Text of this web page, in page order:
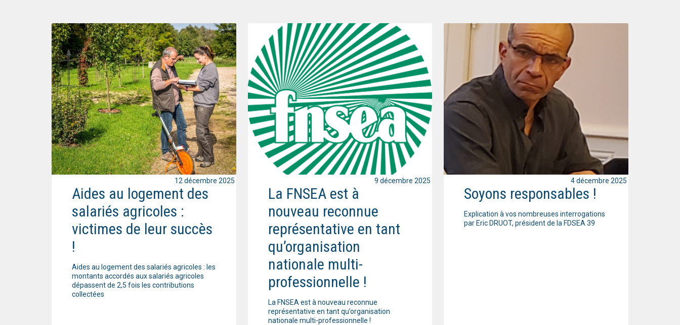
Aides au logement des
salariés agricoles :
victimes de leur succès
!
Aides au logement des salariés agricoles : les
montants accordés aux salariés agricoles
dépassent de 2,5 fois les contributions
collectées
12 décembre 2025
La FNSEA est à
nouveau reconnue
représentative en tant
qu’organisation
nationale multi-
professionnelle !
La FNSEA est à nouveau reconnue
représentative en tant qu’organisation
nationale multi-professionnelle !
9 décembre 2025
Soyons responsables !
Explication à vos nombreuses interrogations
par Eric DRUOT, président de la FDSEA 39
4 décembre 2025